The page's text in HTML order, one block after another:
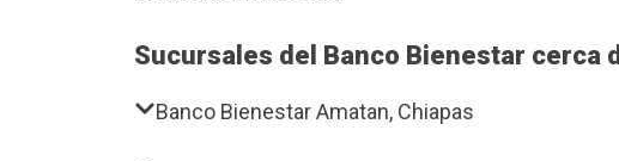
Sucursales del Banco Bienestar cerca
Banco Bienestar Amatan, Chiapas